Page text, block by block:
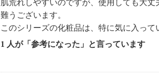
【エンリッチ クリーム・１回分】
＜配合／無配合表示＞
合成香料不使用、ノンアルコール、タール
外線吸収剤不使用
焼け止め・化粧下地）・１回分】
肌荒れしやすいのですが、使用しても大
難うございます。
このシリーズの化粧品は、特に気に入って
1 人が「参考になった」と言っています